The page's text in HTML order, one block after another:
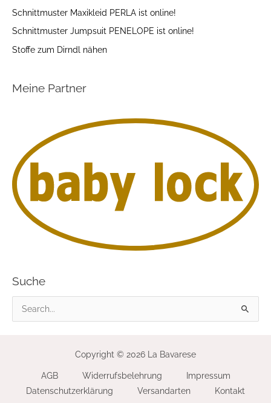
Schnittmuster Maxikleid PERLA ist online!
Schnittmuster Jumpsuit PENELOPE ist online!
Stoffe zum Dirndl nähen
Meine Partner
Suche
Copyright © 2026 La Bavarese
AGB Widerrufsbelehrung
Impressum
Datenschutzerklärung
Versandarten Kontakt